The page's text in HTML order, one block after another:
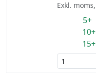
Exkl.
5+